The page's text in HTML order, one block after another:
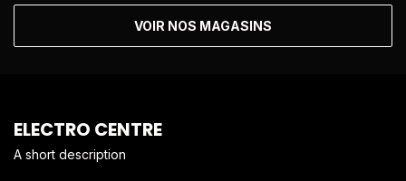
VOIR NOS MAGASINS
ELECTRO CENTRE
A short description